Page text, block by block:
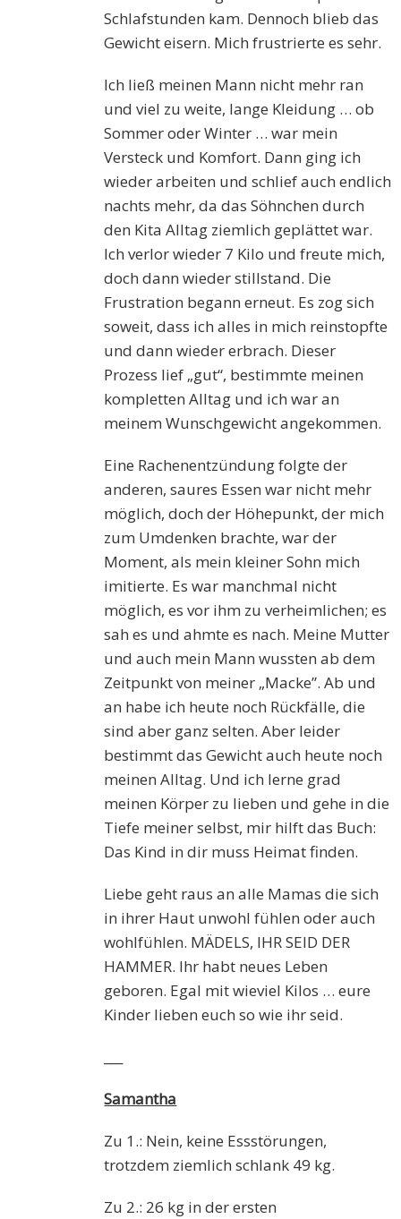
Schlafstunden kam. Dennoch blieb das
Gewicht eisern. Mich frustrierte es sehr.
Ich ließ meinen Mann nicht mehr ran
und viel zu weite, lange Kleidung … ob
Sommer oder Winter … war mein
Versteck und Komfort. Dann ging ich
wieder arbeiten und schlief auch endlich
nachts mehr, da das Söhnchen durch
den Kita Alltag ziemlich geplättet war.
Ich verlor wieder 7 Kilo und freute mich,
doch dann wieder stillstand. Die
Frustration begann erneut. Es zog sich
soweit, dass ich alles in mich reinstopfte
und dann wieder erbrach. Dieser
Prozess lief „gut“, bestimmte meinen
kompletten Alltag und ich war an
meinem Wunschgewicht angekommen.
Eine Rachenentzündung folgte der
anderen, saures Essen war nicht mehr
möglich, doch der Höhepunkt, der mich
zum Umdenken brachte, war der
Moment, als mein kleiner Sohn mich
imitierte. Es war manchmal nicht
möglich, es vor ihm zu verheimlichen; es
sah es und ahmte es nach. Meine Mutter
und auch mein Mann wussten ab dem
Zeitpunkt von meiner „Macke”. Ab und
an habe ich heute noch Rückfälle, die
sind aber ganz selten. Aber leider
bestimmt das Gewicht auch heute noch
meinen Alltag. Und ich lerne grad
meinen Körper zu lieben und gehe in die
Tiefe meiner selbst, mir hilft das Buch:
Das Kind in dir muss Heimat finden.
Liebe geht raus an alle Mamas die sich
in ihrer Haut unwohl fühlen oder auch
wohlfühlen. MÄDELS, IHR SEID DER
HAMMER. Ihr habt neues Leben
geboren. Egal mit wieviel Kilos … eure
Kinder lieben euch so wie ihr seid.
Samantha
Zu 1.: Nein, keine Essstörungen,
trotzdem ziemlich schlank 49 kg.
Zu 2.: 26 kg in der ersten